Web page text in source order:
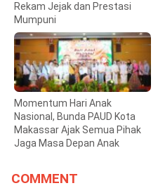
Rekam Jejak dan Prestasi
Mumpuni
Momentum Hari Anak
Nasional, Bunda PAUD Kota
Makassar Ajak Semua Pihak
Jaga Masa Depan Anak
COMMENT